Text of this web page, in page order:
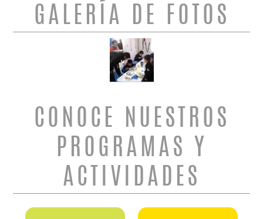
GALERÍA DE FOTOS
CONOCE NUESTROS
PROGRAMAS Y
ACTIVIDADES